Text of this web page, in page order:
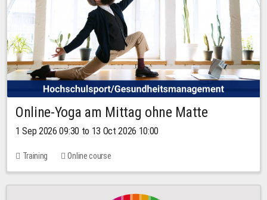
Online-Yoga am Mittag ohne Matte
1 Sep 2026 09:30 to 13 Oct 2026 10:00
Training Online course